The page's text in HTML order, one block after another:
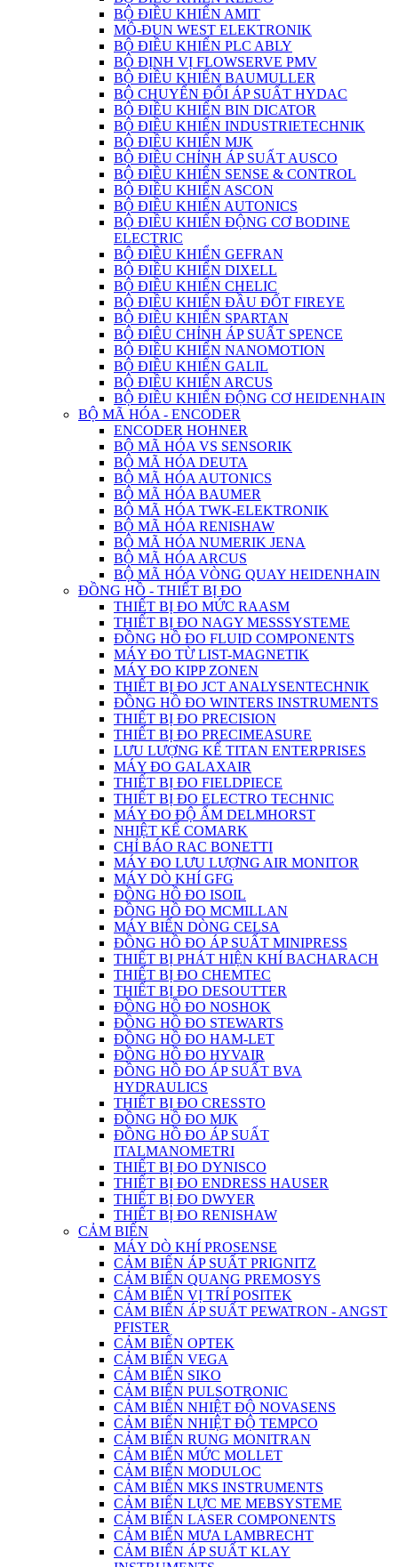
BỘ ĐIỀU KHIỂN AMIT
MÔ-ĐUN WEST ELEKTRONIK
BỘ ĐIỀU KHIỂN PLC ABLY
BỘ ĐỊNH VỊ FLOWSERVE PMV
BỘ ĐIỀU KHIỂN BAUMULLER
BỘ CHUYỂN ĐỔI ÁP SUẤT HYDAC
BỘ ĐIỀU KHIỂN BIN DICATOR
BỘ ĐIỀU KHIỂN INDUSTRIETECHNIK
BỘ ĐIỀU KHIỂN MJK
BỘ ĐIỀU CHỈNH ÁP SUẤT AUSCO
BỘ ĐIỀU KHIỂN SENSE & CONTROL
BỘ ĐIỀU KHIỂN ASCON
BỘ ĐIỀU KHIỂN AUTONICS
BỘ ĐIỀU KHIỂN ĐỘNG CƠ BODINE
ELECTRIC
BỘ ĐIỀU KHIỂN GEFRAN
BỘ ĐIỀU KHIỂN DIXELL
BỘ ĐIỀU KHIỂN CHELIC
BỘ ĐIỀU KHIỂN ĐẦU ĐỐT FIREYE
BỘ ĐIỀU KHIỂN SPARTAN
BỘ ĐIÊU CHỈNH ÁP SUẤT SPENCE
BỘ ĐIỀU KHIỂN NANOMOTION
BỘ ĐIỀU KHIỂN GALIL
BỘ ĐIỀU KHIỂN ARCUS
BỘ ĐIỀU KHIỂN ĐỘNG CƠ HEIDENHAIN
BỘ MÃ HÓA - ENCODER
ENCODER HOHNER
BỘ MÃ HÓA VS SENSORIK
BỘ MÃ HÓA DEUTA
BỘ MÃ HÓA AUTONICS
BỘ MÃ HÓA BAUMER
BỘ MÃ HÓA TWK-ELEKTRONIK
BỘ MÃ HÓA RENISHAW
BỘ MÃ HÓA NUMERIK JENA
BỘ MÃ HÓA ARCUS
BỘ MÃ HÓA VÒNG QUAY HEIDENHAIN
ĐỒNG HỒ - THIẾT BỊ ĐO
THIẾT BỊ ĐO MỨC RAASM
THIẾT BỊ ĐO NAGY MESSSYSTEME
ĐỒNG HỒ ĐO FLUID COMPONENTS
MÁY ĐO TỪ LIST-MAGNETIK
MÁY ĐO KIPP ZONEN
THIẾT BỊ ĐO JCT ANALYSENTECHNIK
ĐỒNG HỒ ĐO WINTERS INSTRUMENTS
THIẾT BỊ ĐO PRECISION
THIẾT BỊ ĐO PRECIMEASURE
LƯU LƯỢNG KẾ TITAN ENTERPRISES
MÁY ĐO GALAXAIR
THIẾT BỊ ĐO FIELDPIECE
THIẾT BỊ ĐO ELECTRO TECHNIC
MÁY ĐO ĐỘ ẨM DELMHORST
NHIỆT KẾ COMARK
CHỈ BÁO RAC BONETTI
MÁY ĐO LƯU LƯỢNG AIR MONITOR
MÁY DÒ KHÍ GFG
ĐỒNG HỒ ĐO ISOIL
ĐỒNG HỒ ĐO MCMILLAN
MÁY BIẾN DÒNG CELSA
ĐỒNG HỒ ĐO ÁP SUẤT MINIPRESS
THIẾT BỊ PHÁT HIỆN KHÍ BACHARACH
THIẾT BỊ ĐO CHEMTEC
THIẾT BỊ ĐO DESOUTTER
ĐỒNG HỒ ĐO NOSHOK
ĐỒNG HỒ ĐO STEWARTS
ĐỒNG HỒ ĐO HAM-LET
ĐỒNG HỒ ĐO HYVAIR
ĐỒNG HỒ ĐO ÁP SUẤT BVA
HYDRAULICS
THIẾT BỊ ĐO CRESSTO
ĐỒNG HỒ ĐO MJK
ĐỒNG HỒ ĐO ÁP SUẤT
ITALMANOMETRI
THIẾT BỊ ĐO DYNISCO
THIẾT BỊ ĐO ENDRESS HAUSER
THIẾT BỊ ĐO DWYER
THIẾT BỊ ĐO RENISHAW
CẢM BIẾN
MÁY DÒ KHÍ PROSENSE
CẢM BIẾN ÁP SUẤT PRIGNITZ
CẢM BIẾN QUANG PREMOSYS
CẢM BIẾN VỊ TRÍ POSITEK
CẢM BIẾN ÁP SUẤT PEWATRON - ANGST
PFISTER
CẢM BIẾN OPTEK
CẢM BIẾN VEGA
CẢM BIẾN SIKO
CẢM BIẾN PULSOTRONIC
CẢM BIẾN NHIỆT ĐỘ NOVASENS
CẢM BIẾN NHIỆT ĐỘ TEMPCO
CẢM BIẾN RUNG MONITRAN
CẢM BIẾN MỨC MOLLET
CẢM BIẾN MODULOC
CẢM BIẾN MKS INSTRUMENTS
CẢM BIẾN LỰC ME MEBSYSTEME
CẢM BIẾN LASER COMPONENTS
CẢM BIẾN MƯA LAMBRECHT
CẢM BIẾN ÁP SUẤT KLAY